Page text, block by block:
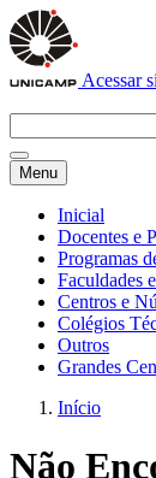
Acessar
Menu
Inicial
Docentes e
Programas
Faculdades
Centros e
Colégios
Outros
Grandes
Início
Não